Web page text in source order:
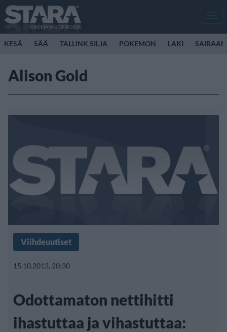
KESÄ SÄÄ TALLINK SILJA POKEMON LAKI
Alison Gold
Viihdeuutiset
15.10.2013, 20:30
Odottamaton nettihitti
ihastuttaa ja vihastuttaa: